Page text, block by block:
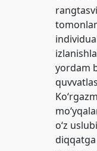
yordam
o‘z
diqqatga